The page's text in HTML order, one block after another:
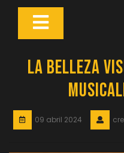
Botón
La Belleza
09 abril 2024